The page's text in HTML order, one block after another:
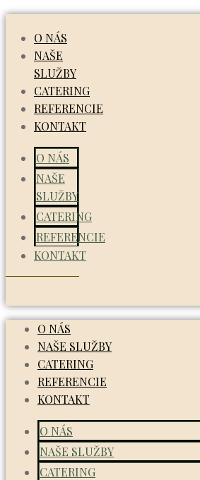
O NÁS
NAŠE
SLUŽBY
CATERING
REFERENCIE
KONTAKT
O NÁS
NAŠE
SLUŽBY
CATERING
REFERENCIE
KONTAKT
O NÁS
NAŠE SLUŽBY
CATERING
REFERENCIE
KONTAKT
O NÁS
NAŠE SLUŽBY
CATERING